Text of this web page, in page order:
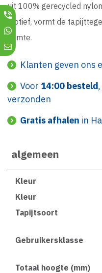
uit 100% gerecycled
motief, vormt de
ruimte.
Klanten geven ons
Voor 14:00 besteld
verzonden
Gratis afhalen in
algemeen
Kleur
Kleur
Tapijtsoort
Gebruikersklasse
Totaal hoogte (mm)